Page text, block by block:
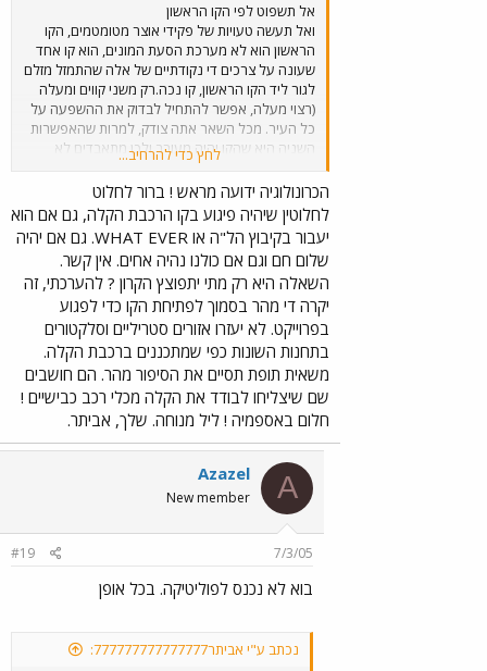
אל תשפוט לפי הקו הראשון
ואל תעשה טעויות של פקידי אוצר מטומטמים, הקו
הראשון הוא לא מערכת הסעת המונים, הוא קו אחד
שעונה על צרכים די נקודתיים של אלה שהתמזל מזלם
לגור ליד הקו הראשון, קו נכה.רק משני קווים ומעלה
(רצוי מעלה, אפשר להתחיל לבדוק את ההשפעה על
כל העיר. מכל השאר אתה צודק, למרות שהאפשרות
השניה היא שהקו יהיה מעורב ולכן מתאבדים לא
יתפוצצו בו (אופטימי מדי?), בכל מקרה המעבר דרך
שועפאט הוא זמני, בעיריה שוכב מודל של פרויקט
מסחר "שער מזרח" בתחילת משה דיין ובו רואים תוואי
של הרכבת הקלה שיוצא מהגבעה הצרפתית מזרחה
ופונה שמאלה למשה דיין, עובר בגשר ישר מעל הנחל
(איפה שהיום משה דיין מתפתל לאללה), וממשיך לתוך
פסגת זאב.בשועפאט ישאר קו לערבים בלבד שיוביל
משער שכם לעטרות
לחץ כדי להרחיב...
הכרונולוגיה ידועה מראש ! ברור לחלוט
לחלוטין שיהיה פיגוע בקו הרכבת הקלה, גם אם הוא
יעבור בקיבוץ הל"ה או WHAT EVER. גם אם יהיה
שלום חם וגם אם כולנו נהיה אחים. אין קשר.
השאלה היא רק מתי יתפוצץ הקרון ? להערכתי, זה
יקרה די מהר בסמוך לפתיחת הקו כדי לפגוע
בפרוייקט. לא יעזרו אזורים סטריליים וסלקטורים
בתחנות השונות כפי שמתכננים ברכבת הקלה.
משאית תופת תסיים את הסיפור מהר. הם חושבים
שם שיצליחו לבודד את הקלה מכלי רכב כבישיים !
חלום באספמיה ! ליל מנוחה. שלך, אביתר.
A
Azazel
New member
7/3/05
#19
בוא לא נכנס לפוליטיקה. בכל אופן
נכתב ע"י אביתר777777777777777: